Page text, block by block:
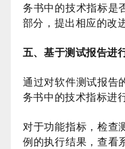
务书中的技术指标是
部分，提出相应的改
五、基于测试报告进
通过对软件测试报告
务书中的技术指标进
对于功能指标，检查
例的执行结果，查看